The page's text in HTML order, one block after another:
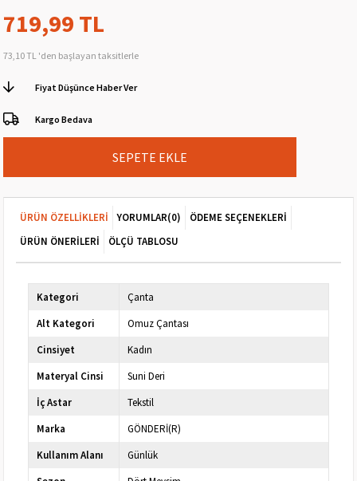
719,99 TL
73,10 TL 'den başlayan taksitlerle
Fiyat Düşünce Haber Ver
Kargo Bedava
ÜRÜN ÖZELLIKLERI YORUMLAR(0)
ÖDEME SEÇENEKLERI
ÜRÜN ÖNERILERI
ÖLÇÜ TABLOSU
Kategori
Çanta
Alt Kategori
Omuz Çantası
Cinsiyet
Kadın
Materyal Cinsi
Suni Deri
İç Astar
Tekstil
Marka
GÖNDERİ(R)
Kullanım Alanı
Günlük